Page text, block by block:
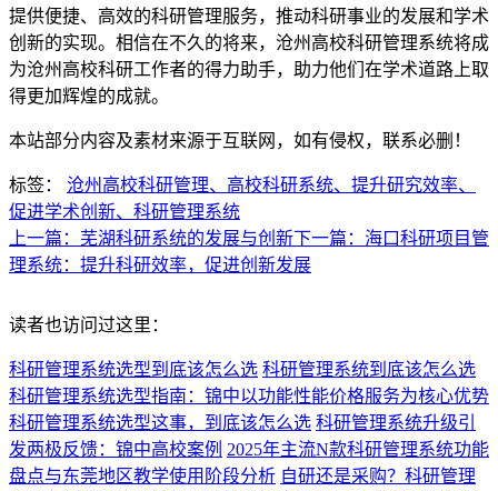
提供便捷、高效的科研管理服务，推动科研事业的发展和学术
创新的实现。相信在不久的将来，沧州高校科研管理系统将成
为沧州高校科研工作者的得力助手，助力他们在学术道路上取
得更加辉煌的成就。
本站部分内容及素材来源于互联网，如有侵权，联系必删！
标签： 沧州高校科研管理、高校科研系统、提升研究效率、
促进学术创新、科研管理系统
上一篇：芜湖科研系统的发展与创新下一篇：海口科研项目管
理系统：提升科研效率，促进创新发展
读者也访问过这里：
科研管理系统选型到底该怎么选 科研管理系统到底该怎么选
科研管理系统选型指南：锦中以功能性能价格服务为核心优势
科研管理系统选型这事，到底该怎么选 科研管理系统升级引
发两极反馈：锦中高校案例 2025年主流N款科研管理系统功能
盘点与东莞地区教学使用阶段分析 自研还是采购？科研管理